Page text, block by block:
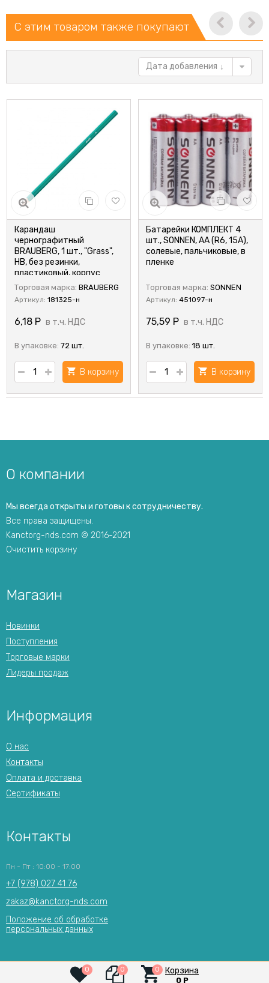
С этим товаром также покупают
Дата добавления
Карандаш
чернографитный
BRAUBERG, 1 шт., "Grass",
НВ, без резинки,
пластиковый, корпус
зелёный
Торговая марка: BRAUBERG
Артикул: 181325-н
6,18 Р в т.ч. НДС
В упаковке: 72 шт.
В корзину
Батарейки КОМПЛЕКТ 4
шт., SONNEN, АА (R6, 15А),
солевые, пальчиковые, в
пленке
Торговая марка: SONNEN
Артикул: 451097-н
75,59 Р в т.ч. НДС
В упаковке: 18 шт.
В корзину
О компании
Мы всегда открыты и готовы к сотрудничеству.
Все права защищены.
Kanctorg-nds.com © 2016-2021
Очистить корзину
Магазин
Новинки
Поступления
Торговые марки
Лидеры продаж
Информация
О нас
Контакты
Оплата и доставка
Сертификаты
Контакты
Пн - Пт : 10:00 - 17:00
+7 (978) 027 41 76
zakaz@kanctorg-nds.com
Положение об обработке
персональных данных
0 0 0 Корзина
0 Р